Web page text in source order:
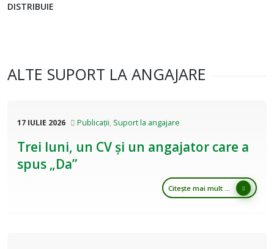
DISTRIBUIE
ALTE SUPORT LA ANGAJARE
17 IULIE 2026 Publicații, Suport la angajare
Trei luni, un CV și un angajator care a
spus „Da”
Citește mai mult ...